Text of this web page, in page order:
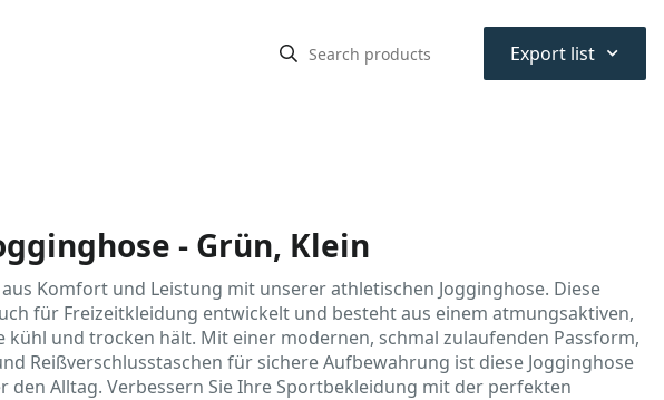
Export list ⌃
- Grün, Klein
Komfort und Leistung mit unserer athletischen Jogginghose. Diese
für Freizeitkleidung entwickelt und besteht aus einem atmungsaktiven,
und trocken hält. Mit einer modernen, schmal zulaufenden Passform,
Reißverschlusstaschen für sichere Aufbewahrung ist diese Jogginghose
Alltag. Verbessern Sie Ihre Sportbekleidung mit der perfekten